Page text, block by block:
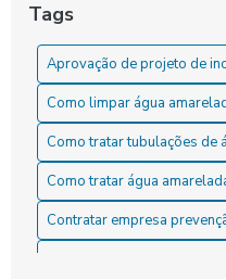
Aprovação de projeto de
Aprovação de projeto de
e a conformidade nas
Aprovação de Projeto de
Aprovação de projeto de
garantir a segurança da
Tags
Aprovação de projeto de
Como limpar água
Como tratar tubulações de
Como tratar água
Contratar empresa
Contratar empresas